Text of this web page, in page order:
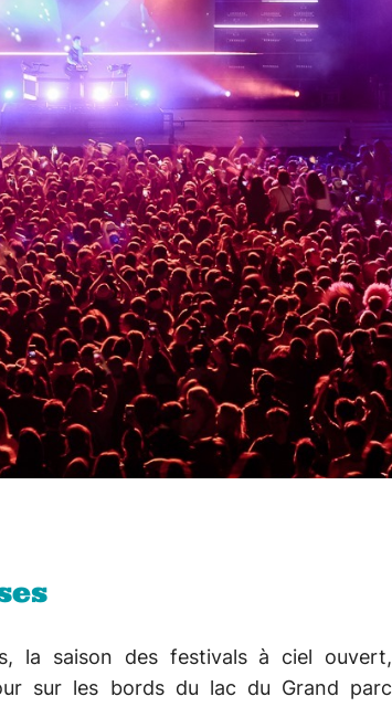
la saison des festivals à ciel ouvert,
sur les bords du lac du Grand parc